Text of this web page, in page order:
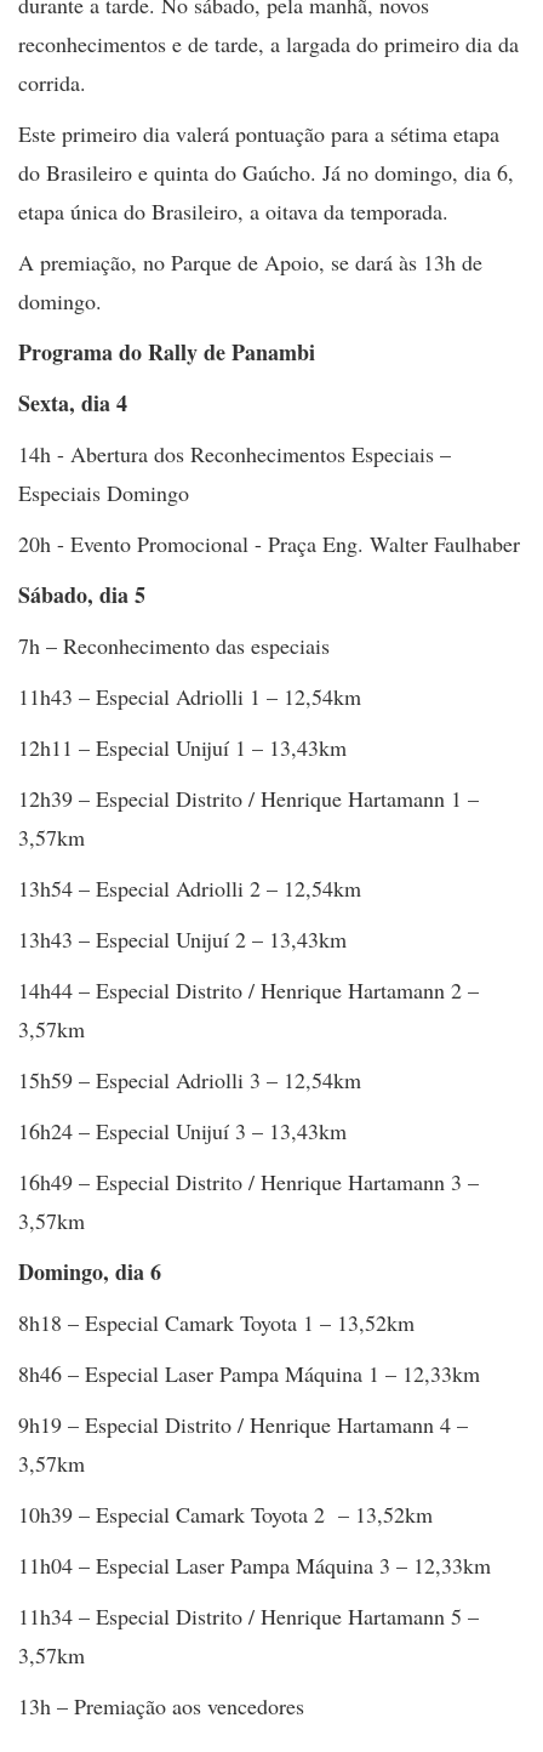
reconhecimentos e de tarde, a largada do primeiro dia da
corrida.
Este primeiro dia valerá pontuação para a sétima etapa
do Brasileiro e quinta do Gaúcho. Já no domingo, dia 6,
etapa única do Brasileiro, a oitava da temporada.
A premiação, no Parque de Apoio, se dará às 13h de
domingo.
Programa do Rally de Panambi
Sexta, dia 4
14h - Abertura dos Reconhecimentos Especiais –
Especiais Domingo
20h - Evento Promocional - Praça Eng. Walter Faulhaber
Sábado, dia 5
7h – Reconhecimento das especiais
11h43 – Especial Adriolli 1 – 12,54km
12h11 – Especial Unijuí 1 – 13,43km
12h39 – Especial Distrito / Henrique Hartamann 1 –
3,57km
13h54 – Especial Adriolli 2 – 12,54km
13h43 – Especial Unijuí 2 – 13,43km
14h44 – Especial Distrito / Henrique Hartamann 2 –
3,57km
15h59 – Especial Adriolli 3 – 12,54km
16h24 – Especial Unijuí 3 – 13,43km
16h49 – Especial Distrito / Henrique Hartamann 3 –
3,57km
Domingo, dia 6
8h18 – Especial Camark Toyota 1 – 13,52km
8h46 – Especial Laser Pampa Máquina 1 – 12,33km
9h19 – Especial Distrito / Henrique Hartamann 4 –
3,57km
10h39 – Especial Camark Toyota 2 – 13,52km
11h04 – Especial Laser Pampa Máquina 3 – 12,33km
11h34 – Especial Distrito / Henrique Hartamann 5 –
3,57km
13h – Premiação aos vencedores